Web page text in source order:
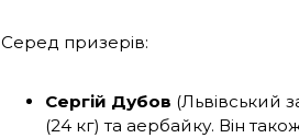
Серед призерів:
Сергій Дубов (Львівський
(24 кг) та аербайку. Він